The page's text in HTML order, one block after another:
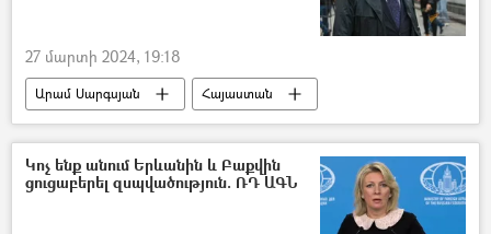
27 մարտի 2024, 19:18
Արամ Սարգսյան
Հայաստան
Հայաստանի դեմոկրատական կուսակցություն
Իշխանություն
ընդդիմություն
«Միասին» հասարակական-քաղաքական այլընտրանքային շարժում
Կոչ ենք անում Երևանին և Բաքվին
ցուցաբերել զսպվածություն. ՌԴ ԱԳՆ